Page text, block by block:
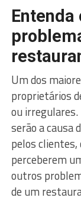
Um dos
proprietários
ou irregulares.
serão a causa
pelos
perceberem
outros
de um